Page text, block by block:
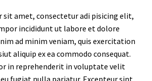
sit amet, consectetur adi pisicing elit,
incididunt ut labore et dolore
ad minim veniam, quis exercitation
aliquip ex ea commodo consequat.
in reprehenderit in voluptate velit
fugiat nulla pariatur. Excepteur sint